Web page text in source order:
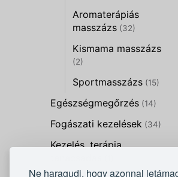
Ne haragudj, hogy azonnal
Aromaterápiás
masszázs (32)
Kismama masszázs
(2)
Sportmasszázs (15)
Egészségmegőrzés (14)
Fogászati kezelések (34)
Kezelés, terápia,